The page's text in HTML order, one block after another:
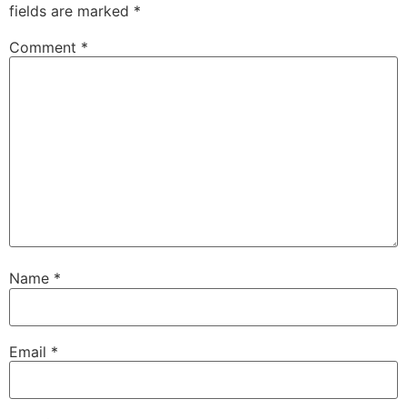
fields are marked *
Comment *
Name *
Email *